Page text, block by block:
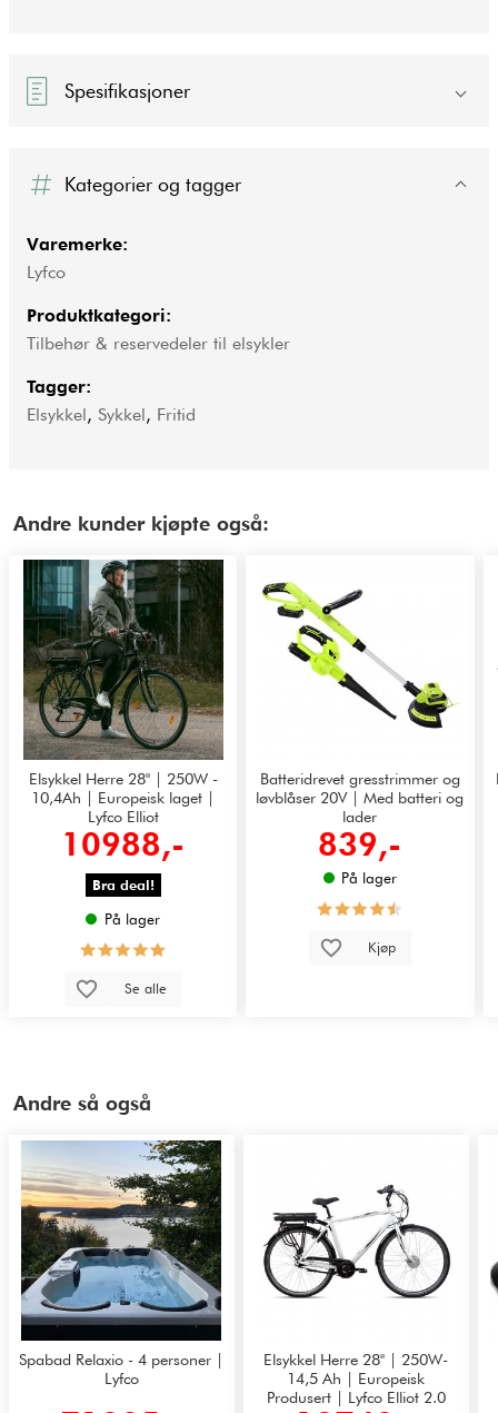
Spesifikasjoner
Kategorier og tagger
Varemerke:
Lyfco
Produktkategori:
Tilbehør & reservedeler til elsykler
Tagger:
Elsykkel, Sykkel, Fritid
Andre kunder kjøpte også:
Elsykkel Herre 28" | 250W -
10,4Ah | Europeisk laget |
Lyfco Elliot
10988,-
Bra deal!
På lager
Se alle
Batteridrevet gresstrimmer og
løvblåser 20V | Med batteri og
lader
839,-
På lager
Kjøp
Andre så også
Spabad Relaxio - 4 personer |
Lyfco
Elsykkel Herre 28" | 250W-
14,5 Ah | Europeisk
Produsert | Lyfco Elliot 2.0